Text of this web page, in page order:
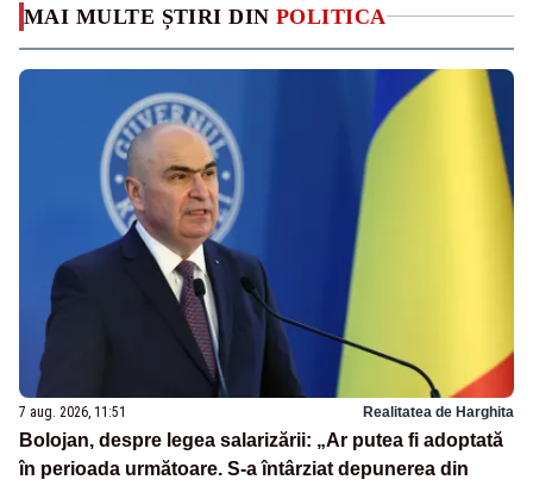
MAI MULTE ȘTIRI DIN POLITICA
7 aug. 2026, 11:51 Realitatea de Harghita
Bolojan, despre legea salarizării: „Ar putea fi adoptată
în perioada următoare. S-a întârziat depunerea din